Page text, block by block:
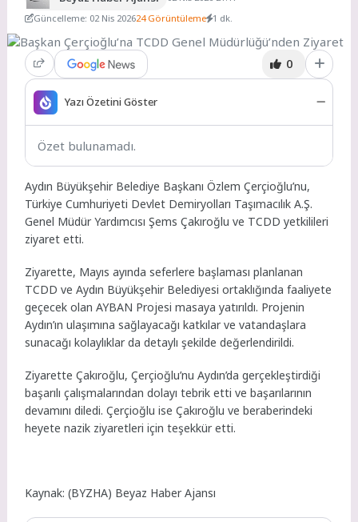
Güncelleme: 02 Nis 202624 Görüntüleme 1 dk.
0
Yazı Özetini Göster
Özet bulunamadı.
Aydın Büyükşehir Belediye Başkanı Özlem Çerçioğlu’nu,
Türkiye Cumhuriyeti Devlet Demiryolları Taşımacılık A.Ş.
Genel Müdür Yardımcısı Şems Çakıroğlu ve TCDD yetkilileri
ziyaret etti.
Ziyarette, Mayıs ayında seferlere başlaması planlanan
TCDD ve Aydın Büyükşehir Belediyesi ortaklığında faaliyete
geçecek olan AYBAN Projesi masaya yatırıldı. Projenin
Aydın’ın ulaşımına sağlayacağı katkılar ve vatandaşlara
sunacağı kolaylıklar da detaylı şekilde değerlendirildi.
Ziyarette Çakıroğlu, Çerçioğlu’nu Aydın’da gerçekleştirdiği
başarılı çalışmalarından dolayı tebrik etti ve başarılarının
devamını diledi. Çerçioğlu ise Çakıroğlu ve beraberindeki
heyete nazik ziyaretleri için teşekkür etti.
Kaynak: (BYZHA) Beyaz Haber Ajansı